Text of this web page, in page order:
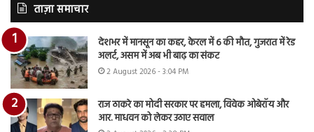
ताज़ा समाचार
देशभर में मानसून का कहर, केरल में 6 की मौत, गुजरात में रेड
अलर्ट, असम में अब भी बाढ़ का संकट
2 August 2026 - 3:04 PM
राज ठाकरे का मोदी सरकार पर हमला, विवेक ओबेरॉय और
आर. माधवन को लेकर उठाए सवाल